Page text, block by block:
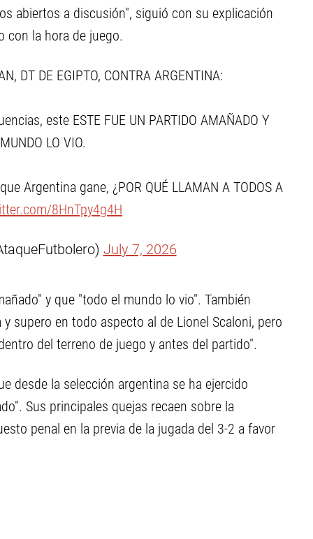
abiertos a discusión", siguió con su explicación
con la hora de juego.
DT DE EGIPTO, CONTRA ARGENTINA:
este ESTE FUE UN PARTIDO AMAÑADO Y
LO VIO.
Argentina gane, ¿POR QUÉ LLAMAN A TODOS A
8HnTpy4g4H
July 7, 2026
y que "todo el mundo lo vio". También
supero en todo aspecto al de Lionel Scaloni, pero
del terreno de juego y antes del partido".
desde la selección argentina se ha ejercido
Sus principales quejas recaen sobre la
penal en la previa de la jugada del 3-2 a favor